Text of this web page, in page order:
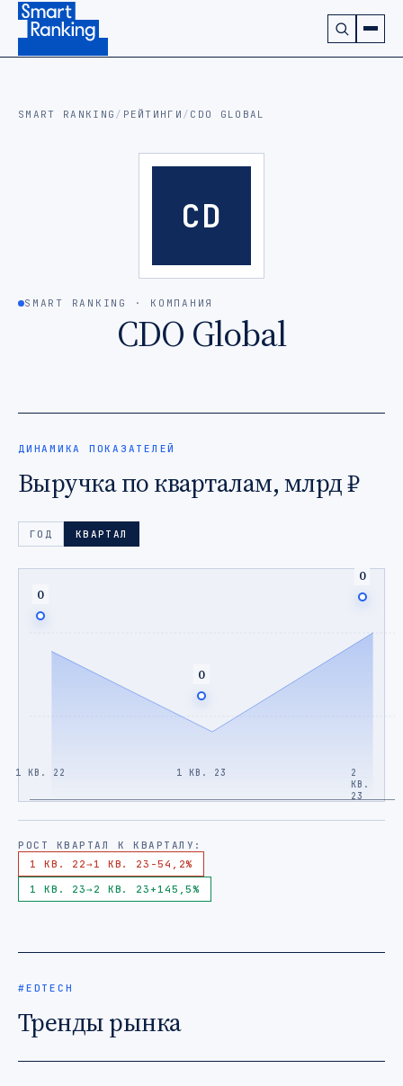
Подписаться на наш канал в Telegram (откроется в
SMART RANKING / РЕЙТИНГИ / CDO GLOBAL
CD
SMART RANKING · КОМПАНИЯ
CDO Global
ДИНАМИКА ПОКАЗАТЕЛЕЙ
Выручка по кварталам, млрд ₽
ГОД КВАРТАЛ
0
0
0
1 КВ. 22 1 КВ. 23
2
КВ.
23
РОСТ КВАРТАЛ К КВАРТАЛУ:
1 КВ. 22→ 1 КВ. 23 -54,2%
1 КВ. 23→ 2 КВ. 23 +145,5%
#EDTECH
Тренды рынка